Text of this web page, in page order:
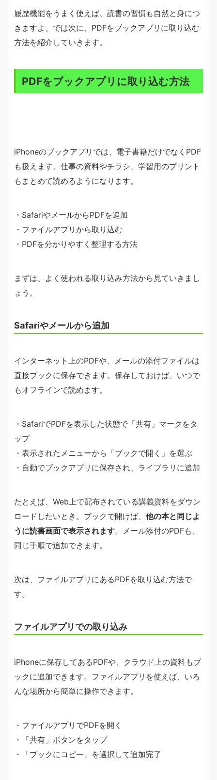
履歴機能をうまく使えば、読書の習慣も自然と身につ
きますよ。では次に、PDFをブックアプリに取り込む
方法を紹介していきます。
PDFをブックアプリに取り込む方法
iPhoneのブックアプリでは、電子書籍だけでなくPDF
も扱えます。仕事の資料やチラシ、学習用のプリント
もまとめて読めるようになります。
・SafariやメールからPDFを追加
・ファイルアプリから取り込む
・PDFを分かりやすく整理する方法
まずは、よく使われる取り込み方法から見ていきまし
ょう。
Safariやメールから追加
インターネット上のPDFや、メールの添付ファイルは
直接ブックに保存できます。保存しておけば、いつで
もオフラインで読めます。
・SafariでPDFを表示した状態で「共有」マークをタ
ップ
・表示されたメニューから「ブックで開く」を選ぶ
・自動でブックアプリに保存され、ライブラリに追加
たとえば、Web上で配布されている講義資料をダウン
ロードしたいとき。ブックで開けば、 他の本と同じよ
うに読書画面で表示されます。メール添付のPDFも、
同じ手順で追加できます。
次は、ファイルアプリにあるPDFを取り込む方法で
す。
ファイルアプリでの取り込み
iPhoneに保存してあるPDFや、クラウド上の資料もブ
ックに追加できます。ファイルアプリを使えば、いろ
んな場所から簡単に操作できます。
・ファイルアプリでPDFを開く
・「共有」ボタンをタップ
・「ブックにコピー」を選択して追加完了